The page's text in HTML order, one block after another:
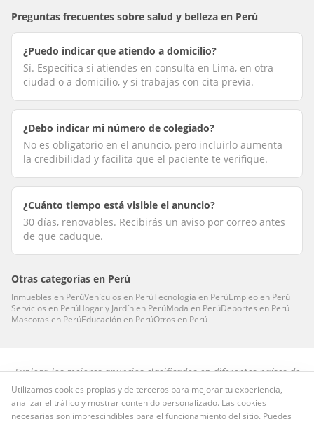
Preguntas frecuentes sobre salud y belleza en Perú
¿Puedo indicar que atiendo a domicilio?
Sí. Especifica si atiendes en consulta en Lima, en otra
ciudad o a domicilio, y si trabajas con cita previa.
¿Debo indicar mi número de colegiado?
No es obligatorio en el anuncio, pero incluirlo aumenta
la credibilidad y facilita que el paciente te verifique.
¿Cuánto tiempo está visible el anuncio?
30 días, renovables. Recibirás un aviso por correo antes
de que caduque.
Otras categorías en Perú
Inmuebles en PerúVehículos en PerúTecnología en PerúEmpleoen Perú
Servicios en PerúHogar y Jardínen PerúModa en PerúDeportes en Perú
Mascotas en PerúEducaciónen PerúOtros en Perú
Explora los mejores anuncios clasificados en diferentes países de
habla hispana.
Preguntas frecuentes·Privacidad·Términos·Cookies
Utilizamos cookies propias y de terceros para mejorar tu experiencia,
analizar el tráfico y mostrar contenido personalizado. Las cookies
necesarias son imprescindibles para el funcionamiento del sitio. Puedes